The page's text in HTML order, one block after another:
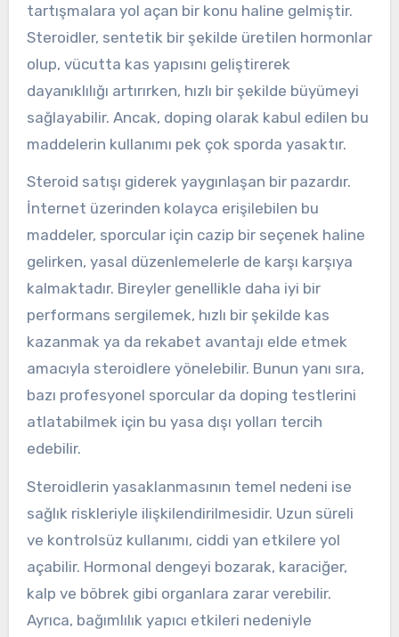
tartışmalara yol açan bir konu haline gelmiştir.
Steroidler, sentetik bir şekilde üretilen hormonlar
olup, vücutta kas yapısını geliştirerek
dayanıklılığı artırırken, hızlı bir şekilde büyümeyi
sağlayabilir. Ancak, doping olarak kabul edilen bu
maddelerin kullanımı pek çok sporda yasaktır.
Steroid satışı giderek yaygınlaşan bir pazardır.
İnternet üzerinden kolayca erişilebilen bu
maddeler, sporcular için cazip bir seçenek haline
gelirken, yasal düzenlemelerle de karşı karşıya
kalmaktadır. Bireyler genellikle daha iyi bir
performans sergilemek, hızlı bir şekilde kas
kazanmak ya da rekabet avantajı elde etmek
amacıyla steroidlere yönelebilir. Bunun yanı sıra,
bazı profesyonel sporcular da doping testlerini
atlatabilmek için bu yasa dışı yolları tercih
edebilir.
Steroidlerin yasaklanmasının temel nedeni ise
sağlık riskleriyle ilişkilendirilmesidir. Uzun süreli
ve kontrolsüz kullanımı, ciddi yan etkilere yol
açabilir. Hormonal dengeyi bozarak, karaciğer,
kalp ve böbrek gibi organlara zarar verebilir.
Ayrıca, bağımlılık yapıcı etkileri nedeniyle